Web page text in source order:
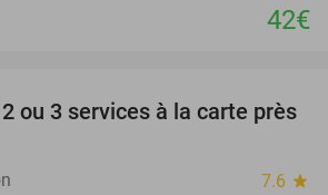
42€
41%
ou 3 services à la carte près
7.6 star